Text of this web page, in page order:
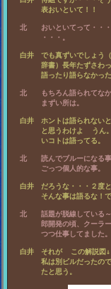
北　　おいといてって・・
白井　でも真ずいでしょう
辞書）長年たずさわ
北　　もちろん語られてな
白井　ホントは語られない
と思うわけよ  うん
北　　読んでブルーになる
白井　だろうな・・・２度
北　　話題が脱線している
郎開発の頃、クーラ
  白井　それが  この解説図↓
私は別ビルだったの
       たと思う。